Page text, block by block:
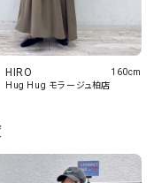
HIRO
Hug Hug モラージュ柏店
160cm